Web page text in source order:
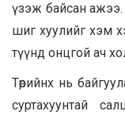
үзэж байсан
шиг хуулийг хэм
түүнд онцгой ач
Төрийнх нь
суртахуунтай